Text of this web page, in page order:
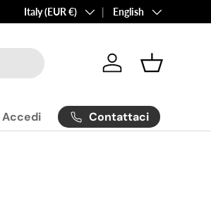
Country/Region
Italy (EUR €) Language
English
Log in Basket
Accedi Contattaci